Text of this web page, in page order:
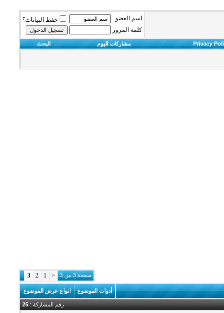
اسم العضو
حفظ البيانات؟
كلمة المرور
Privacy مشاركات اليوم البحث
صفحة 3 من 3 <
1
2
3
أدوات الموضوع انواع عرض الموضوع
رقم المشاركة :25